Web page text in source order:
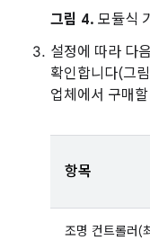
그림 4. 모듈식
설정에 따라 다
확인합니다(그
업체에서 구매
항목
조명 컨트롤러(